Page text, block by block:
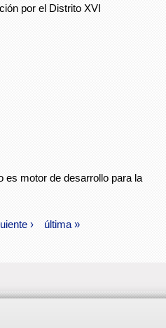
por el Distrito XVI
es motor de desarrollo para la
› última »